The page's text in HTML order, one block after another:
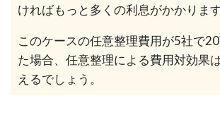
ければもっと多くの利息がかかります
このケースの任意整理費用が5社で
た場合、任意整理による費用対効果
えるでしょう。